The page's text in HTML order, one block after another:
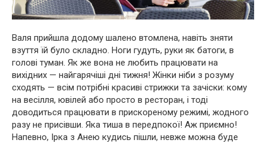
Валя прийшла додому шалено втомлена, навіть зняти
взуття їй було складно. Ноги гудуть, руки як батоги, в
голові туман. Як же вона не любить працювати на
вихідних — найгарячіші дні тижня! Жінки ніби з розуму
сходять — всім потрібні красиві стрижки та зачіски: кому
на весілля, ювілей або просто в ресторан, і тоді
доводиться працювати в прискореному режимі, жодного
разу не присівши. Яка тиша в передпокої! Аж приємно!
Напевно, Ірка з Анею кудись пішли, невже можна буде